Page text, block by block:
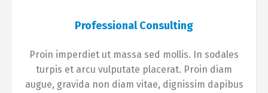
Professional Consulting
Proin imperdiet ut massa sed mollis. In sodales
turpis et arcu vulputate placerat. Proin diam
augue, gravida non diam vitae, dignissim dapibus